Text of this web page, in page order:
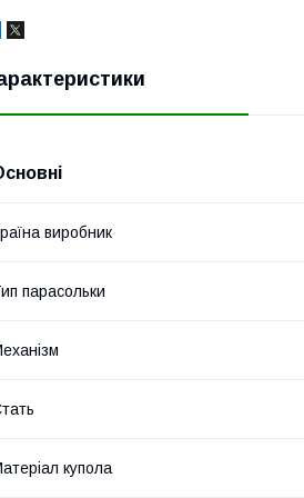
виробник
парасольки
купола